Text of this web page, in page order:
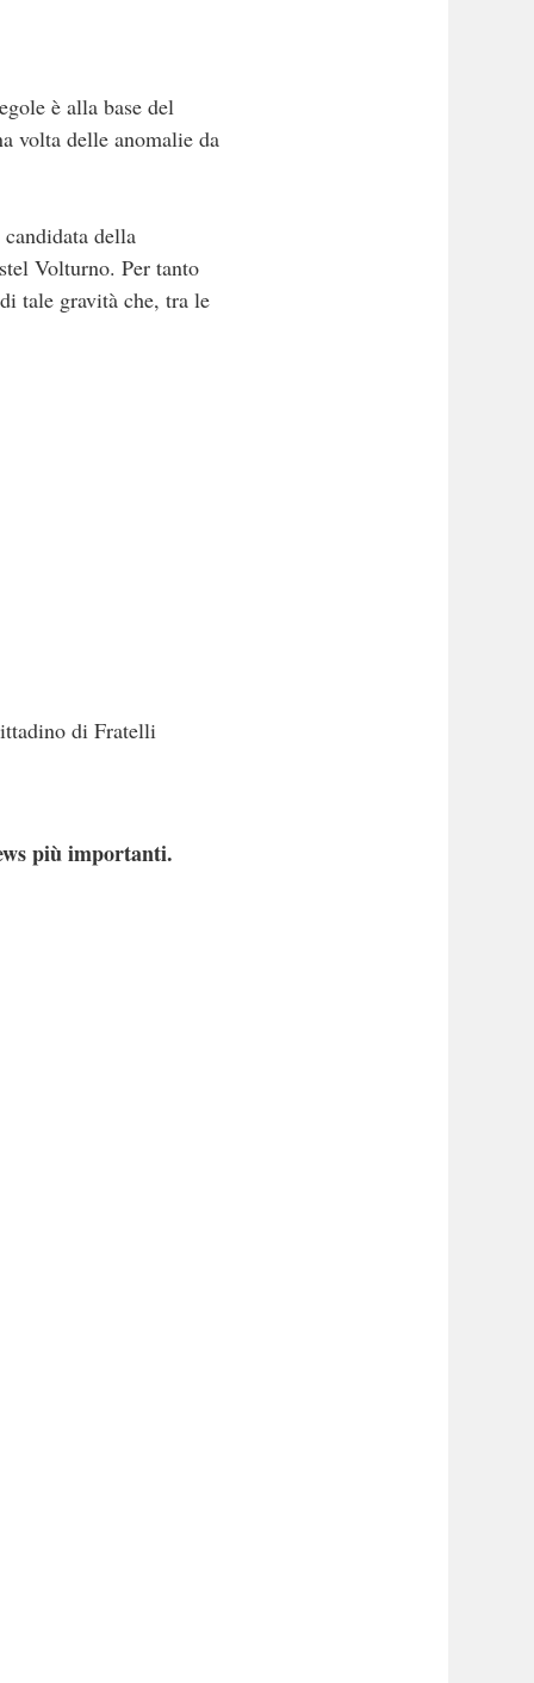
è alla base del
volta delle anomalie da
della
Volturno. Per tanto
tale gravità che, tra le
di Fratelli
più importanti.